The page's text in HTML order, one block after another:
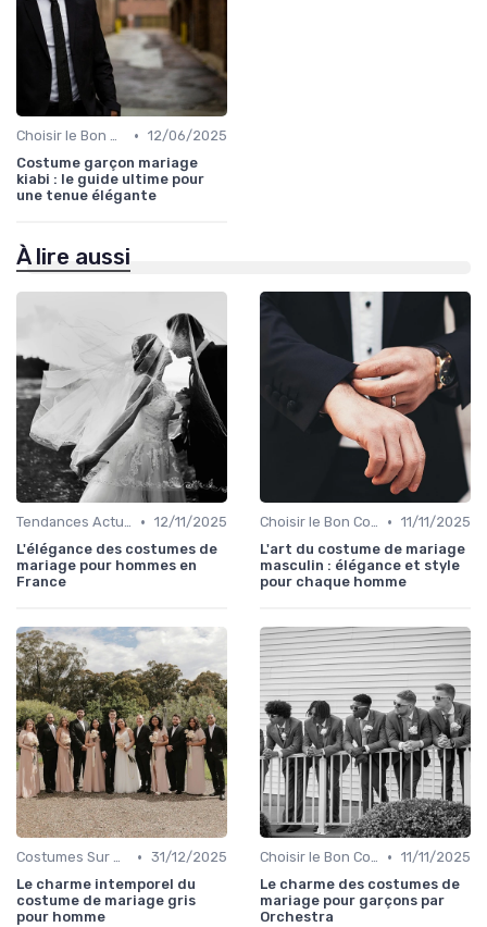
Choisir le Bon Costume • 12/06/2025
Costume garçon mariage
kiabi : le guide ultime pour
une tenue élégante
À lire aussi
Tendances Actuelles • 12/11/2025
L'élégance des costumes de
mariage pour hommes en
France
Choisir le Bon Costume • 11/11/2025
L'art du costume de mariage
masculin : élégance et style
pour chaque homme
Costumes Sur Mesure • 31/12/2025
Le charme intemporel du
costume de mariage gris
pour homme
Choisir le Bon Costume • 11/11/2025
Le charme des costumes de
mariage pour garçons par
Orchestra